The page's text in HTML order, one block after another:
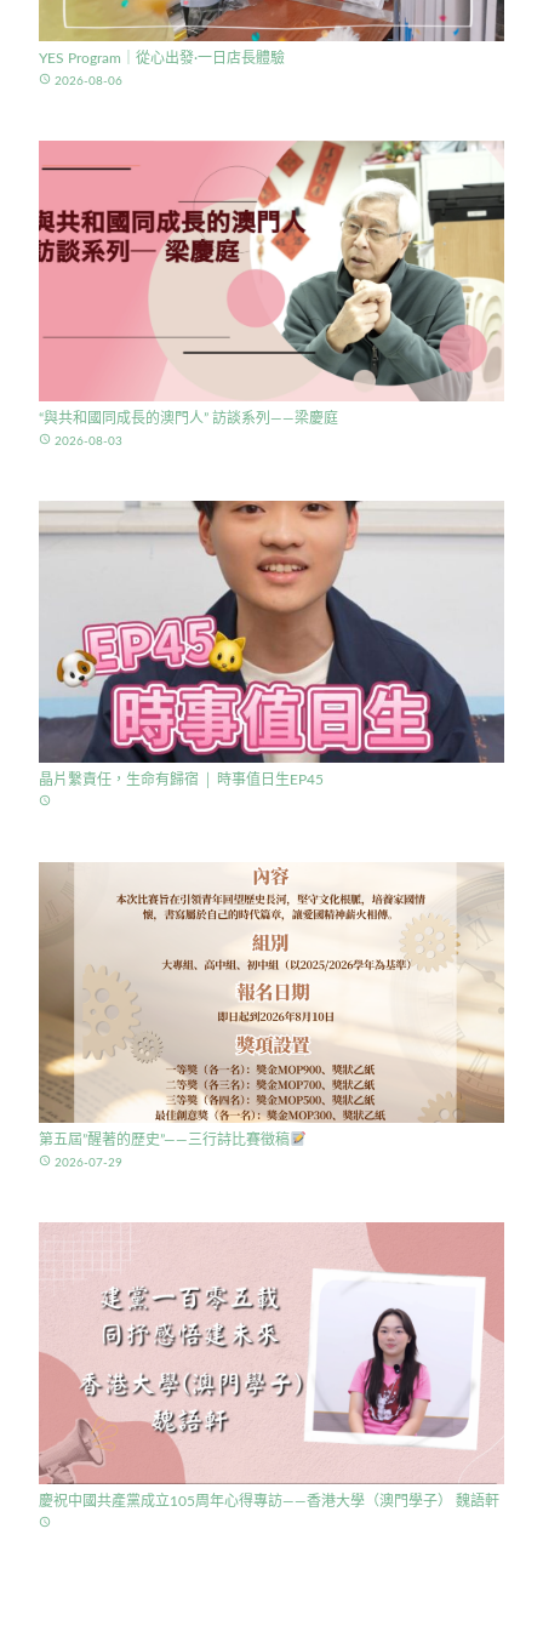
YES Program｜從心出發·一日店長體驗
access_time 2026-08-06
“與共和國同成長的澳門人” 訪談系列——梁慶庭
access_time 2026-08-03
晶片繫責任，生命有歸宿 │ 時事值日生EP45
access_time
第五屆”醒著的歷史”——三行詩比賽徵稿
access_time 2026-07-29
慶祝中國共產黨成立105周年心得專訪——香港大學（澳門學子） 魏語軒
access_time